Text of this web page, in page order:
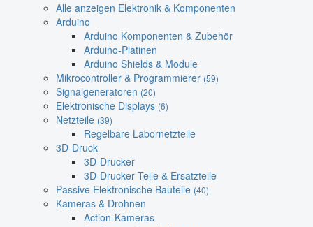
Alle anzeigen Elektronik & Komponenten
Arduino
Arduino Komponenten & Zubehör
Arduino-Platinen
Arduino Shields & Module
Mikrocontroller & Programmierer (59)
Signalgeneratoren (20)
Elektronische Displays (6)
Netzteile (39)
Regelbare Labornetzteile
3D-Druck
3D-Drucker
3D-Drucker Teile & Ersatzteile
Passive Elektronische Bauteile (40)
Kameras & Drohnen
Action-Kameras